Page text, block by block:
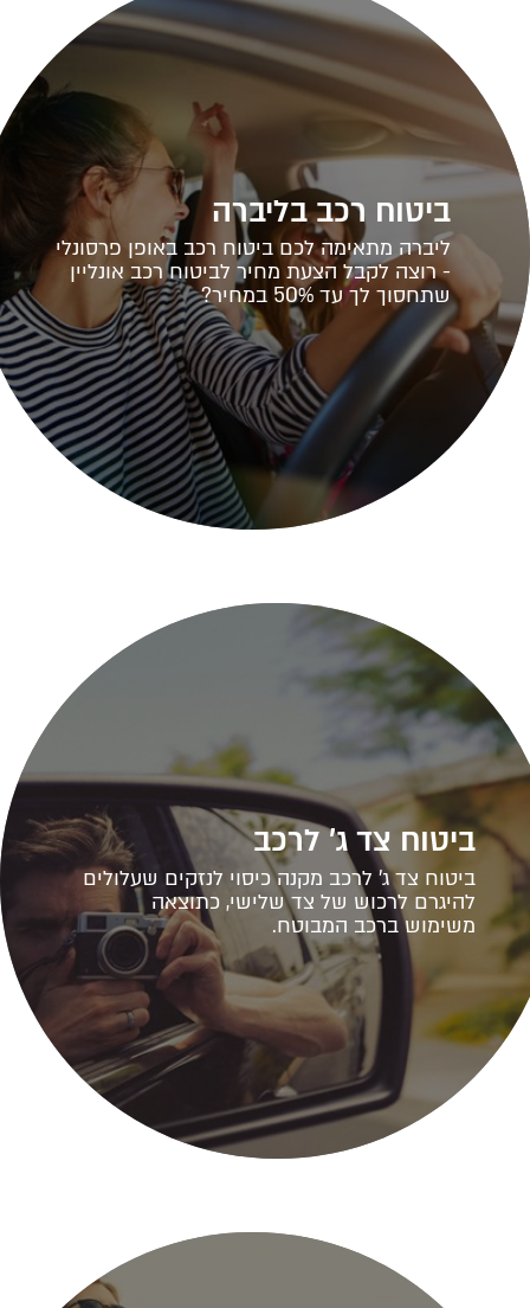
ביטוח רכב בליברה
ליברה מתאימה לכם ביטוח רכב באופן פרסונלי
- רוצה לקבל הצעת מחיר לביטוח רכב אונליין
שתחסוך לך עד 50% במחיר?
ביטוח צד ג' לרכב
ביטוח צד ג' לרכב מקנה כיסוי לנזקים שעלולים
להיגרם לרכוש של צד שלישי, כתוצאה
משימוש ברכב המבוטח.